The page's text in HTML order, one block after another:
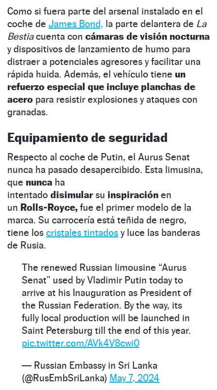
Como si fuera parte del arsenal instalado en el
coche de James Bond, la parte delantera de La
Bestiacuenta con cámaras de visión nocturna
y dispositivos de lanzamiento de humo para
distraer a potenciales agresores y facilitar una
rápida huida. Además, el vehículo tiene un
refuerzo especial que incluye planchas de
acero para resistir explosiones y ataques con
granadas.
Equipamiento de seguridad
Respecto al coche de Putin, el Aurus Senat
nunca ha pasado desapercibido. Esta limusina,
que nunca ha
intentado disimularsu inspiración en
un Rolls-Royce, fue el primer modelo de la
marca. Su carrocería está teñida de negro,
tiene los cristales tintados y luce las banderas
de Rusia.
The renewed Russian limousine “Aurus
Senat” used by Vladimir Putin today to
arrive at his Inauguration as President of
the Russian Federation. By the way, its
fully local production will be launched in
Saint Petersburg till the end of this year.
pic.twitter.com/AVk4V8cwi0
— Russian Embassy in Sri Lanka
(@RusEmbSriLanka) May 7, 2024